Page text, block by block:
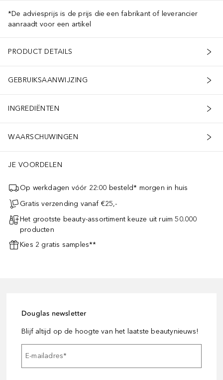
*De adviesprijs is de prijs die een fabrikant of leverancier
aanraadt voor een artikel
PRODUCT DETAILS
GEBRUIKSAANWIJZING
INGREDIËNTEN
WAARSCHUWINGEN
JE VOORDELEN
Op werkdagen vóór 22:00 besteld* morgen in huis
Gratis verzending vanaf €25,-
Het grootste beauty-assortiment keuze uit ruim 50.000
producten
Kies 2 gratis samples**
Douglas newsletter
Blijf altijd op de hoogte van het laatste beautynieuws!
E-mailadres*